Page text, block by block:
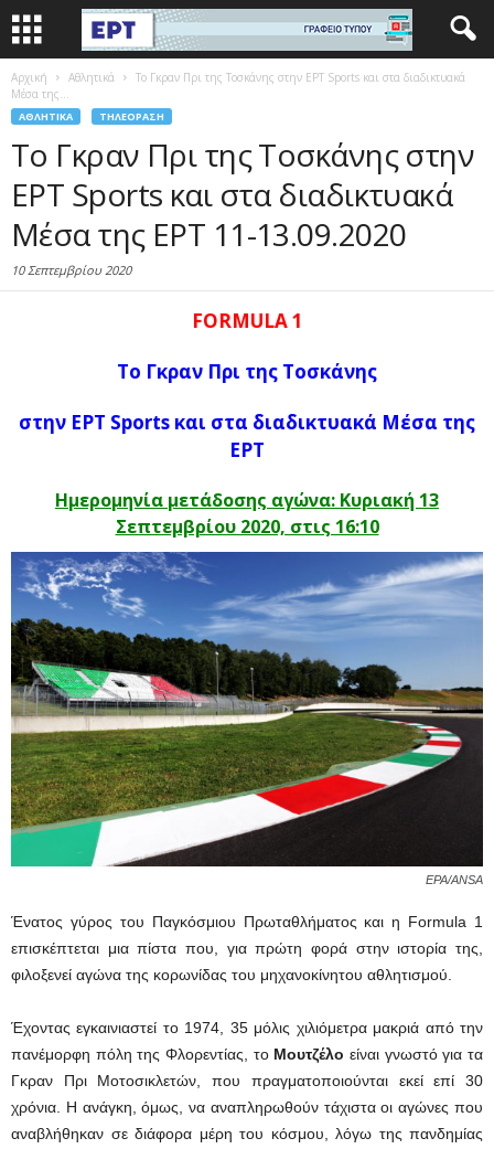
Αρχική Αθλητικά
Το Γκραν Πρι της Τοσκάνης στην ΕΡT Sports και στα διαδικτυακά
Μέσα της...
ΑΘΛΗΤΙΚΆ ΤΗΛΕΌΡΑΣΗ
Το Γκραν Πρι της Τοσκάνης στην
ΕΡT Sports και στα διαδικτυακά
Μέσα της ΕΡΤ 11-13.09.2020
10 Σεπτεμβρίου 2020
FORMULA 1
Το Γκραν Πρι της Τοσκάνης
στην ΕΡT Sports και στα διαδικτυακά Μέσα της
ΕΡΤ
Ημερομηνία μετάδοσης αγώνα: Κυριακή 13
Σεπτεμβρίου 2020, στις 16:10
EPA/ANSA
Ένατος γύρος του Παγκόσμιου Πρωταθλήματος και η Formula 1
επισκέπτεται μια πίστα που, για πρώτη φορά στην ιστορία της,
φιλοξενεί αγώνα της κορωνίδας του μηχανοκίνητου αθλητισμού.
Έχοντας εγκαινιαστεί το 1974, 35 μόλις χιλιόμετρα μακριά από την
πανέμορφη πόλη της Φλορεντίας, το Μουτζέλο είναι γνωστό για τα
Γκραν Πρι Μοτοσικλετών, που πραγματοποιούνται εκεί επί 30
χρόνια. Η ανάγκη, όμως, να αναπληρωθούν τάχιστα οι αγώνες που
αναβλήθηκαν σε διάφορα μέρη του κόσμου, λόγω της πανδημίας